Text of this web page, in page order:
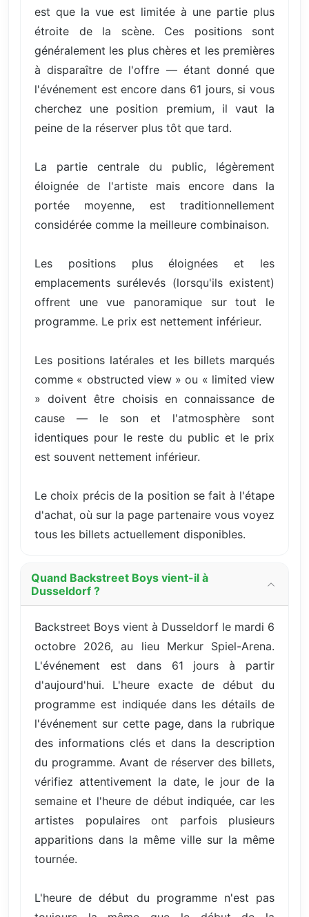
est que la vue est limitée à une partie plus
étroite de la scène. Ces positions sont
généralement les plus chères et les premières
à disparaître de l'offre — étant donné que
l'événement est encore dans 61 jours, si vous
cherchez une position premium, il vaut la
peine de la réserver plus tôt que tard.
La partie centrale du public, légèrement
éloignée de l'artiste mais encore dans la
portée moyenne, est traditionnellement
considérée comme la meilleure combinaison.
Les positions plus éloignées et les
emplacements surélevés (lorsqu'ils existent)
offrent une vue panoramique sur tout le
programme. Le prix est nettement inférieur.
Les positions latérales et les billets marqués
comme « obstructed view » ou « limited view
» doivent être choisis en connaissance de
cause — le son et l'atmosphère sont
identiques pour le reste du public et le prix
est souvent nettement inférieur.
Le choix précis de la position se fait à l'étape
d'achat, où sur la page partenaire vous voyez
tous les billets actuellement disponibles.
Quand Backstreet Boys vient-il à
Dusseldorf ?
Backstreet Boys vient à Dusseldorf le mardi 6
octobre 2026, au lieu Merkur Spiel-Arena.
L'événement est dans 61 jours à partir
d'aujourd'hui. L'heure exacte de début du
programme est indiquée dans les détails de
l'événement sur cette page, dans la rubrique
des informations clés et dans la description
du programme. Avant de réserver des billets,
vérifiez attentivement la date, le jour de la
semaine et l'heure de début indiquée, car les
artistes populaires ont parfois plusieurs
apparitions dans la même ville sur la même
tournée.
L'heure de début du programme n'est pas